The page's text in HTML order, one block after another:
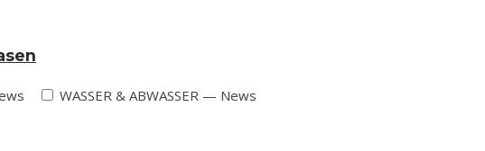
WASSER & ABWASSER — News